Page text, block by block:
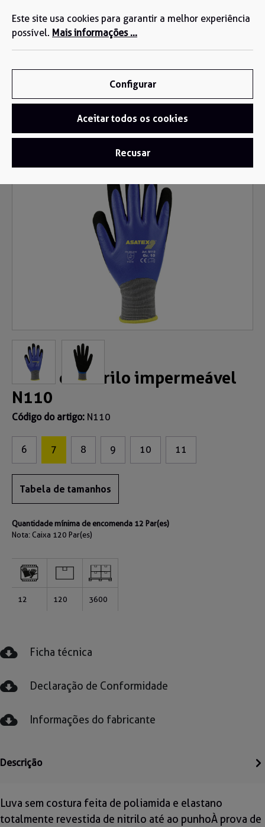
principal
Luvas / Luvas de espuma de nitrilo
Luvas de nitrilo impermeável
N110
Código do artigo: N110
6 7 8 9 10 11
Tabela de tamanhos
Quantidade mínima de encomenda 12 Par(es)
Nota: Caixa 120 Par(es)
12 120 3600
Ficha técnica
Declaração de Conformidade
Informações do fabricante
Descrição
Luva sem costura feita de poliamida e elastano
totalmente revestida de nitrilo até ao punhoÀ prova de
Este site usa cookies para garantir a melhor experiência
possível. Mais informações ...
Configurar
Aceitar todos os cookies
Recusar